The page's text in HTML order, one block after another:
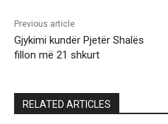
Previous article
Gjykimi kundër Pjetër Shalës
fillon më 21 shkurt
RELATED ARTICLES